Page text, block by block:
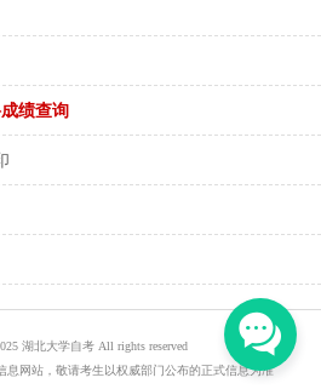
绩查询
湖北大学自考 All rights reserved
息网站，敬请考生以权威部门公布的正式信息为准